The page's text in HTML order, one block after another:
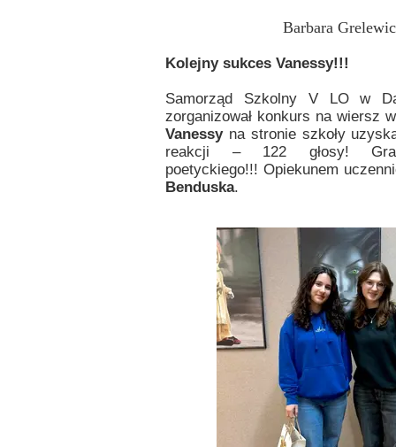
Kolejny sukces Vanessy!!!
Samorząd Szkolny V LO w
zorganizował konkurs na wiersz
Vanessyna stronie szkoły
reakcji – 122 głosy!
poetyckiego!!! Opiekunem
Benduska.
Barbara